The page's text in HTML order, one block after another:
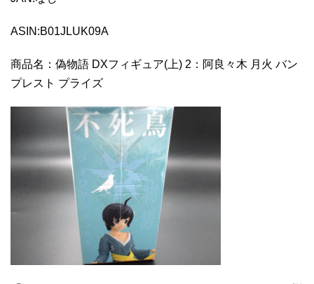
ASIN:B01JLUK09A
商品名：偽物語 DXフィギュア(上) 2：阿良々木 月火 バン
プレスト プライズ